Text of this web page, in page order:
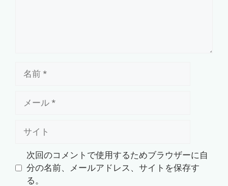
次回のコメントで使用するためブラウザーに自
分の名前、メールアドレス、サイトを保存す
る。